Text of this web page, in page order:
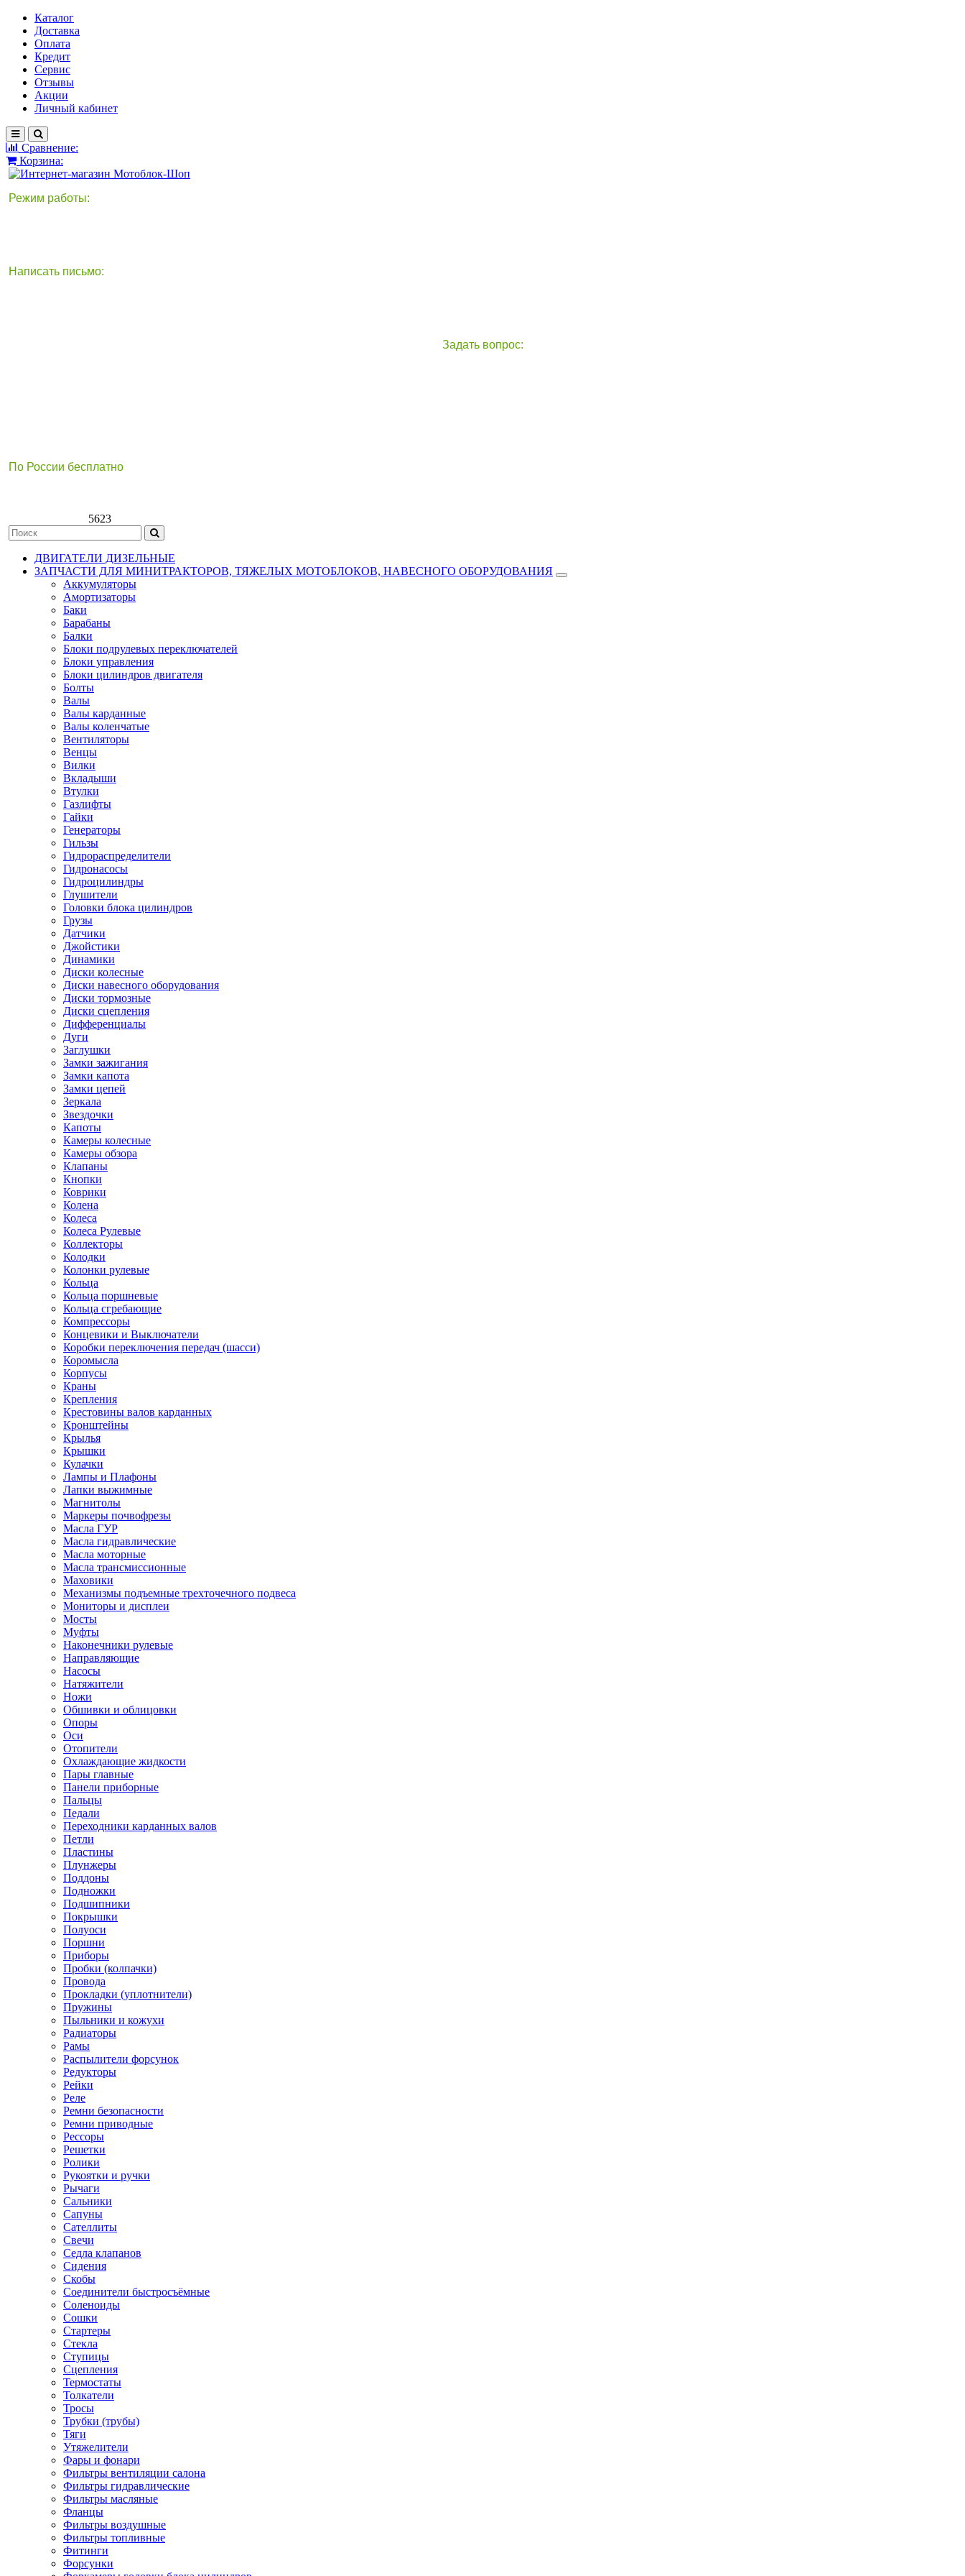
Каталог
Доставка
Оплата
Кредит
Сервис
Отзывы
Акции
Личный кабинет
Сравнение:
Корзина:
Режим работы:
Написать письмо:
Задать вопрос:
По России бесплатно
5623
ДВИГАТЕЛИ ДИЗЕЛЬНЫЕ
ЗАПЧАСТИ ДЛЯ МИНИТРАКТОРОВ, ТЯЖЕЛЫХ МОТОБЛОКОВ, НАВЕСНОГО ОБОРУДОВАНИЯ
Аккумуляторы
Амортизаторы
Баки
Барабаны
Балки
Блоки подрулевых переключателей
Блоки управления
Блоки цилиндров двигателя
Болты
Валы
Валы карданные
Валы коленчатые
Вентиляторы
Венцы
Вилки
Вкладыши
Втулки
Газлифты
Гайки
Генераторы
Гильзы
Гидрораспределители
Гидронасосы
Гидроцилиндры
Глушители
Головки блока цилиндров
Грузы
Датчики
Джойстики
Динамики
Диски колесные
Диски навесного оборудования
Диски тормозные
Диски сцепления
Дифференциалы
Дуги
Заглушки
Замки зажигания
Замки капота
Замки цепей
Зеркала
Звездочки
Капоты
Камеры колесные
Камеры обзора
Клапаны
Кнопки
Коврики
Колена
Колеса
Колеса Рулевые
Коллекторы
Колодки
Колонки рулевые
Кольца
Кольца поршневые
Кольца сгребающие
Компрессоры
Концевики и Выключатели
Коробки переключения передач (шасси)
Коромысла
Корпусы
Краны
Крепления
Крестовины валов карданных
Кронштейны
Крылья
Крышки
Кулачки
Лампы и Плафоны
Лапки выжимные
Магнитолы
Маркеры почвофрезы
Масла ГУР
Масла гидравлические
Масла моторные
Масла трансмиссионные
Маховики
Механизмы подъемные трехточечного подвеса
Мониторы и дисплеи
Мосты
Муфты
Наконечники рулевые
Направляющие
Насосы
Натяжители
Ножи
Обшивки и облицовки
Опоры
Оси
Отопители
Охлаждающие жидкости
Пары главные
Панели приборные
Пальцы
Педали
Переходники карданных валов
Петли
Пластины
Плунжеры
Поддоны
Подножки
Подшипники
Покрышки
Полуоси
Поршни
Приборы
Пробки (колпачки)
Провода
Прокладки (уплотнители)
Пружины
Пыльники и кожухи
Радиаторы
Рамы
Распылители форсунок
Редукторы
Рейки
Реле
Ремни безопасности
Ремни приводные
Рессоры
Решетки
Ролики
Рукоятки и ручки
Рычаги
Сальники
Сапуны
Сателлиты
Свечи
Седла клапанов
Сидения
Скобы
Соединители быстросъёмные
Соленоиды
Сошки
Стартеры
Стекла
Ступицы
Сцепления
Термостаты
Толкатели
Тросы
Трубки (трубы)
Тяги
Утяжелители
Фары и фонари
Фильтры вентиляции салона
Фильтры гидравлические
Фильтры масляные
Фланцы
Фильтры воздушные
Фильтры топливные
Фитинги
Форсунки